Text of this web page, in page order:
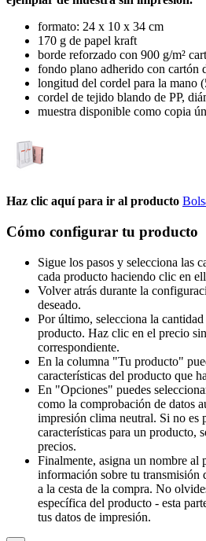
formato: 24 x 10 x 34 cm
170 g de papel kraft
borde reforzado con 900 g/m²
fondo plano adherido con cartón
longitud del cordel para la mano
cordel de tejido blando de PP,
muestra disponible como copia
Haz clic aquí para ir al producto
Cómo configurar tu producto
Sigue los pasos y selecciona las
cada producto haciendo clic en
Volver atrás durante la
deseado.
Por último, selecciona la
producto. Haz clic en el precio
correspondiente.
En la columna "Tu producto"
características del producto que
En "Opciones" puedes
como la comprobación de datos
impresión clima neutral. Si no es
características para un producto,
precios.
Finalmente, asigna un nombre al
información sobre tu transmisión
a la cesta de la compra. No
específica del producto - esta
tus datos de impresión.